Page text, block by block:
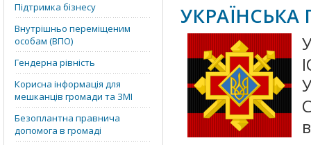
Підтримка бізнесу
Внутрішньо переміщеним
особам (ВПО)
Гендерна рівність
Корисна інформація для
мешканців громади та ЗМІ
Безоплантна правнича
допомога в громаді
УКРАЇНСЬКА